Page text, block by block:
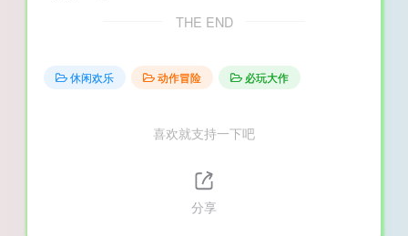
THE END
休闲欢乐 动作冒险 必玩大作
喜欢就支持一下吧
分享